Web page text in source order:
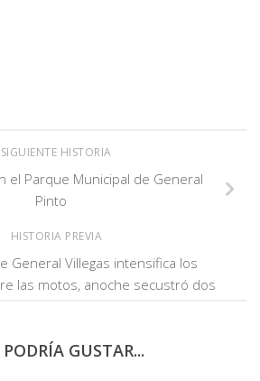
SIGUIENTE HISTORIA
el Parque Municipal de General
Pinto
HISTORIA PREVIA
General Villegas intensifica los
las motos, anoche secustró dos
GUSTAR...